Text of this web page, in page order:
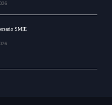
SMIE